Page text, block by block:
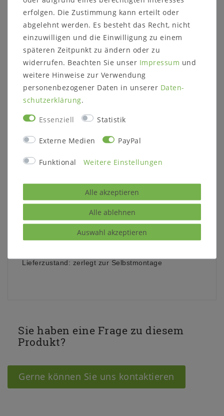
Hergestellt aus nachhaltiger Forstwirtschaft und mit
viel Liebe zum Detail verarbeitet, fügt sich dieses
Ensemble ideal in kleine Dielen oder
Eingangsbereiche ein und schafft eine wohnliche
Atmosphäre mit Massivholzqualität.Mehr Auswahl
gibts hier: Möbelserie BERGEN.
Informationen zum Möbelstück:
Details: Konsolentisch mit 4 Schubladen und 1
Holz: Kiefer massiv
Oberfläche: Korpus: weiß lackiert (Holzmaserung
sichtbar)Tischplatte/Kranz: gelaugt geölt
ca. Maße: Tisch: B 101,9 x H 79 x T 35 cm Spiegel:
Lieferzustand: zerlegt zur Selbstmontage
Sie haben eine Frage zu diesem
Produkt?
Gerne können Sie uns kontaktieren
erfolgen. Die Zustimmung kann erteilt oder
abgelehnt werden. Es besteht das Recht, nicht
einzuwilligen und die Einwilligung zu einem
späteren Zeitpunkt zu ändern oder zu
widerrufen. Beachten Sie unser Impressum und
weitere Hinweise zur Verwendung
personenbezogener Daten in unserer Daten­
schutz­erklärung.
Essenziell Statistik
Externe Medien PayPal
Funktional Weitere Einstellungen
Alle akzeptieren
Alle ablehnen
Auswahl akzeptieren